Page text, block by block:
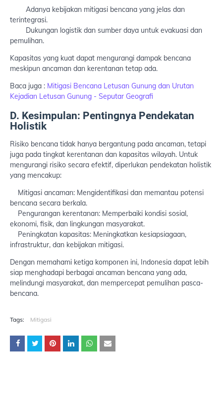
Adanya kebijakan mitigasi bencana yang jelas dan
terintegrasi.
Dukungan logistik dan sumber daya untuk evakuasi dan
pemulihan.
Kapasitas yang kuat dapat mengurangi dampak bencana
meskipun ancaman dan kerentanan tetap ada.
Baca juga : Mitigasi Bencana Letusan Gunung dan Urutan
Kejadian Letusan Gunung - Seputar Geografi
D. Kesimpulan: Pentingnya Pendekatan
Holistik
Risiko bencana tidak hanya bergantung pada ancaman, tetapi
juga pada tingkat kerentanan dan kapasitas wilayah. Untuk
mengurangi risiko secara efektif, diperlukan pendekatan holistik
yang mencakup:
Mitigasi ancaman: Mengidentifikasi dan memantau potensi
bencana secara berkala.
Pengurangan kerentanan: Memperbaiki kondisi sosial,
ekonomi, fisik, dan lingkungan masyarakat.
Peningkatan kapasitas: Meningkatkan kesiapsiagaan,
infrastruktur, dan kebijakan mitigasi.
Dengan memahami ketiga komponen ini, Indonesia dapat lebih
siap menghadapi berbagai ancaman bencana yang ada,
melindungi masyarakat, dan mempercepat pemulihan pasca-
bencana.
Tags: Mitigasi